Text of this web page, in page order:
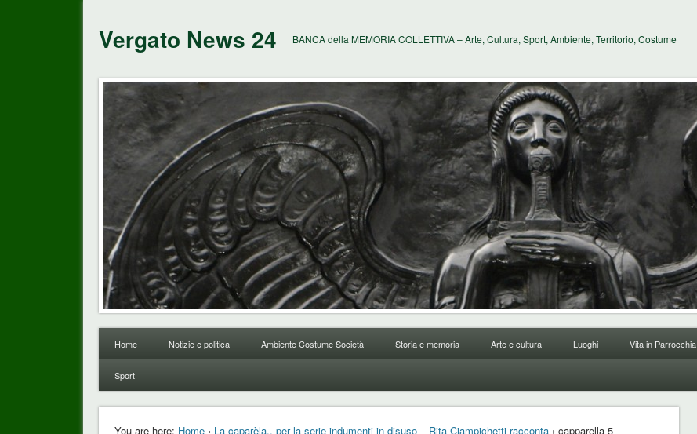
Vergato News 24 BANCA della MEMORIA COLLETTIVA – Arte, Cultura, Sport, Ambiente, Territorio, Costume
Home Notizie e politica Ambiente Costume Società Storia e memoria Arte e cultura Luoghi Vita in Parrocchia
Sport
You are here: Home› La caparèla.. per la serie indumenti in disuso – Rita Ciampichetti racconta› capparella 5